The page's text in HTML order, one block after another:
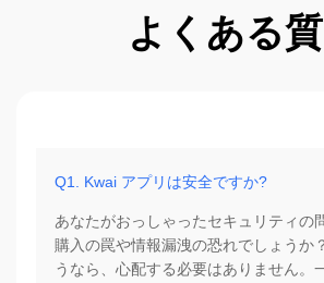
よくある
Q1. Kwai アプリは安全ですか?
あなたがおっしゃったセキュリティの
購入の罠や情報漏洩の恐れでしょうか
うなら、心配する必要はありません。